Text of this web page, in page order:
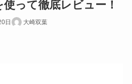
って徹底レビュー！
日 大崎双葉